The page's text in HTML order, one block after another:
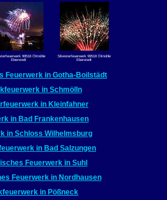
99518 Ölmühle
Eberstedt
Silvesterfeuerwerk 99518 Ölmühle
Eberstedt
Feuerwerk in Gotha-Boilstädt
in Schmölln
in Kleinfahner
in Bad Frankenhausen
in Schloss Wilhelmsburg
in Bad Salzungen
Feuerwerk in Suhl
Feuerwerk in Nordhausen
in Pößneck